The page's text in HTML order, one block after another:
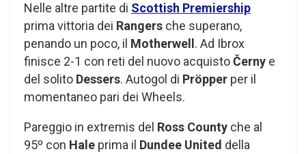
Nelle altre partite di Scottish Premiership
prima vittoria dei Rangers che superano,
penando un poco, il Motherwell. Ad Ibrox
finisce 2-1 con reti del nuovo acquistoČerny e
del solito Dessers. Autogol di Pröpper per il
momentaneo pari dei Wheels.
Pareggio in extremis del Ross County che al
95º con Hale prima il Dundee United della